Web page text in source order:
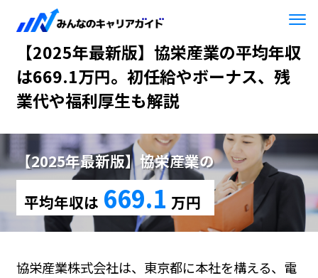
HOME 【2025年最新版】協栄産業
【2025年最新版】協栄産業の平均年収
は669.1万円。初任給やボーナス、残
業代や福利厚生も解説
【2025年最新版】協栄産業の
平均年収は 669.1 万円
協栄産業株式会社は、東京都に本社を構える、電